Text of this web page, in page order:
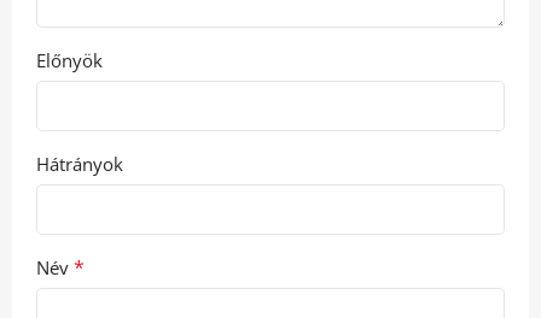
Előnyök
Hátrányok
Név *